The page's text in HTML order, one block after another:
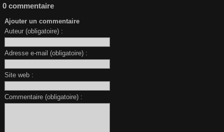
0 commentaire
Ajouter un commentaire
Auteur (obligatoire) :
Adresse e-mail (obligatoire) :
Site web :
Commentaire (obligatoire) :